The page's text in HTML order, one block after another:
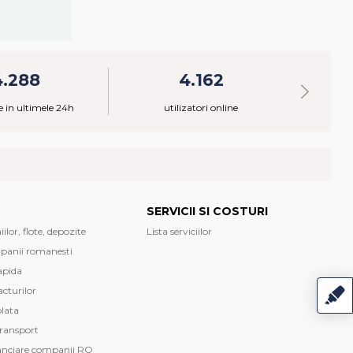
in ultimele 24h
4.162
utilizatori online
flote, depozite
romanesti
companii RO
SERVICII SI COSTURI
Lista serviciilor